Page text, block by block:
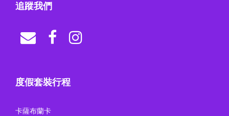
追蹤我們
度假套裝行程
卡薩布蘭卡